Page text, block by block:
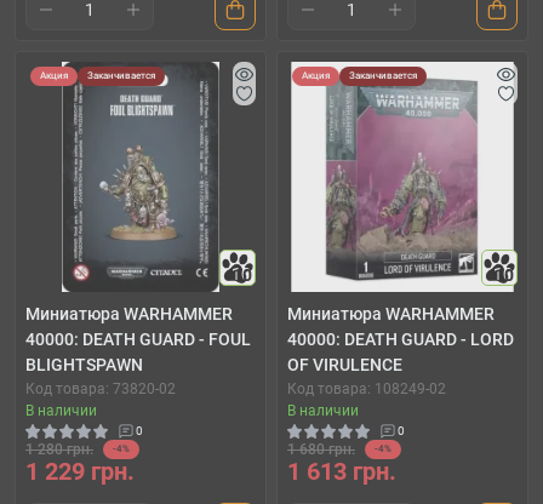
Акция Заканчивается
10
Миниатюра WARHAMMER
40000: DEATH GUARD - FOUL
BLIGHTSPAWN
Код товара: 73820-02
В наличии
0
1 280 грн. -4%
1 229 грн.
Акция Заканчивается
10
Миниатюра WARHAMMER
40000: DEATH GUARD - LORD
OF VIRULENCE
Код товара: 108249-02
В наличии
0
1 680 грн. -4%
1 613 грн.